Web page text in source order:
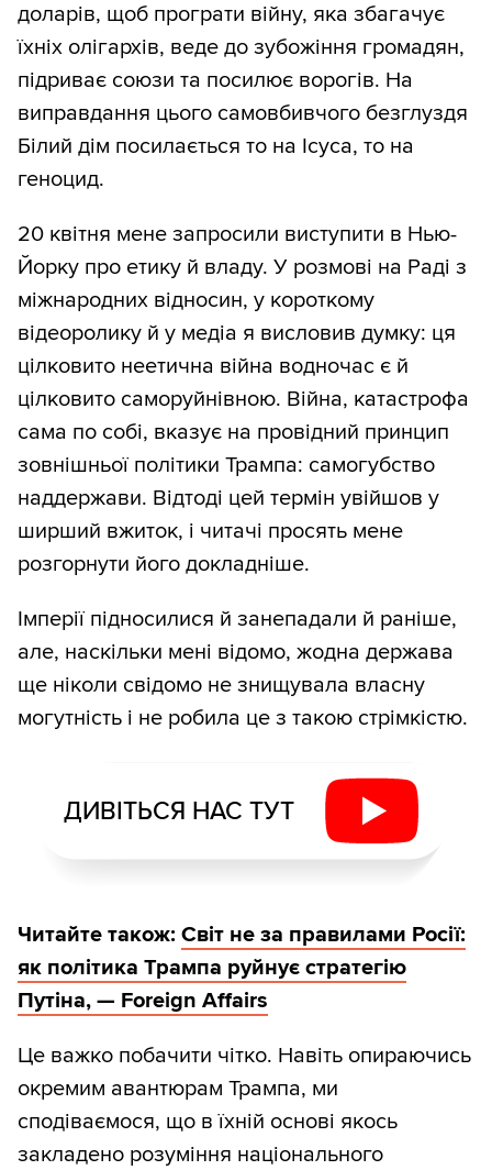
доларів, щоб програти війну, яка збагачує
їхніх олігархів, веде до зубожіння громадян,
підриває союзи та посилює ворогів. На
виправдання цього самовбивчого безглуздя
Білий дім посилається то на Ісуса, то на
геноцид.
20 квітня мене запросили виступити в Нью-
Йорку про етику й владу. У розмові на Раді з
міжнародних відносин, у короткому
відеоролику й у медіа я висловив думку: ця
цілковито неетична війна водночас є й
цілковито саморуйнівною. Війна, катастрофа
сама по собі, вказує на провідний принцип
зовнішньої політики Трампа: самогубство
наддержави. Відтоді цей термін увійшов у
ширший вжиток, і читачі просять мене
розгорнути його докладніше.
Імперії підносилися й занепадали й раніше,
але, наскільки мені відомо, жодна держава
ще ніколи свідомо не знищувала власну
могутність і не робила це з такою стрімкістю.
ДИВІТЬСЯ НАС ТУТ
Читайте також: Світ не за правилами Росії:
як політика Трампа руйнує стратегію
Путіна, — Foreign Affairs
Це важко побачити чітко. Навіть опираючись
окремим авантюрам Трампа, ми
сподіваємося, що в їхній основі якось
закладено розуміння національного